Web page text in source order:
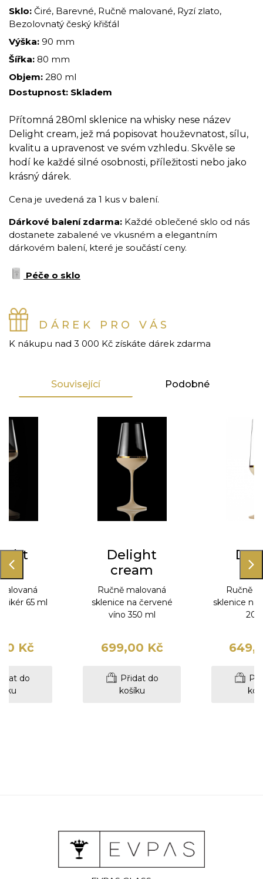
Sklo: Čiré, Barevné, Ručně malované, Ryzí zlato,
Bezolovnatý český křišťál
Výška: 90 mm
Šířka: 80 mm
Objem: 280 ml
Dostupnost: Skladem
Přítomná 280ml sklenice na whisky nese název
Delight cream, jež má popisovat houževnatost, sílu,
kvalitu a upravenost ve svém vzhledu. Skvěle se
hodí ke každé silné osobnosti, příležitosti nebo jako
krásný dárek.
Cena je uvedená za 1 kus v balení.
Dárkové balení zdarma: Každé oblečené sklo od nás
dostanete zabalené ve vkusném a elegantním
dárkovém balení, které je součástí ceny.
Péče o sklo
DÁREK PRO VÁS
K nákupu nad 3 000 Kč získáte dárek zdarma
Související Podobné
likér 65 ml
Kč
do
Delight
cream
Ručně malovaná
sklenice na červené
víno 350 ml
699,00 Kč
Přidat do
košíku
Ručně
sklenice na
Jasmine